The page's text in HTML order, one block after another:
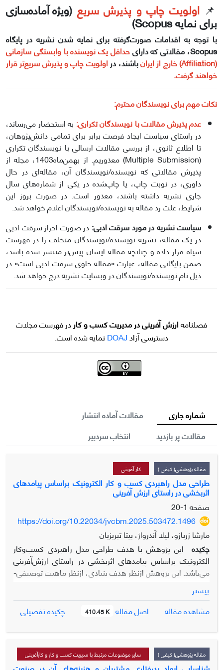
📌 اولویت چاپ و پذیرش سریع (ویژه آماده‌سازی
برای نمایه Scopus)
با توجه به اقدامات صورت‌گرفته برای نمایه شدن نشریه در پایگاه
Scopus، مقالاتی که دارای
حداقل یک نویسنده با وابستگی سازمانی
(Affiliation) خارج از ایران
باشند، در اولویت چاپ و پذیرش سریع‌تر قرار
خواهند گرفت.
نکات مهم برای نویسندگان محترم:
عدم پذیرش مقالات با نویسندگان تکراری: به استحضار می‌رساند،
در راستای سیاست ایجاد فرصت برابر برای تمامی دانش‌پژوهان،
تا اطلاع ثانوی، از بررسی مقالات ارسالی با نویسندگان تکراری
(Multiple Submission) معذوریم. از بهمن‌ماه1403، مجله از
پذیرش مقالاتی که نویسنده/نویسندگان آن، مقاله‌ای در حال
داوری، در نوبت چاپ، یا چاپ‌شده در یکی از شماره‌های سال
جاری نشریه داشته باشند، معذور است. در صورت بروز این
شرایط، علت رد مقاله به نویسنده/نویسندگان اعلام خواهد شد.
سیاست نشریه در مورد سرقت ادبی: در صورت احراز سرقت ادبی
در یک مقاله، نشریه نویسنده/نویسندگان متخلف را در فهرست
سیاه قرار داده و چنانچه مقاله ایشان پیش‌تر منتشر شده باشد،
ضمن بایگانی مقاله، عبارت «مقاله حاوی سرقت ادبی است» در
ذیل نام نویسنده/نویسندگان در وبسایت نشریه درج خواهد شد.
فصلنامهارزش آفرینی در مدیریت کسب و کار در فهرست مجلات
دسترسی آزادDOAJ نمایه شده است.
شماره جاری
مقالات آماده انتشار
مقالات پر بازدید
انتخاب سردبیر
مقاله پژوهشی( کیفی ) کار آفرینی
طراحی مدل راهبردی کسب و کار الکترونیک براساس پیامدهای
اثربخشی در راستای ارزش آفرینی
صفحه 1-20
https://doi.org/10.22034/jvcbm.2025.503472.1496
مارشا زربازو، لیلا آندرواژ، بیتا تبریزیان
چکیده این پژوهش با هدف طراحی مدل راهبردی کسب‌وکار
الکترونیک براساس پیامدهای اثربخشی در راستای ارزش‌آفرینی
می‌باشد. این پژوهش ازنظر هدف بنیادی، ازنظر ماهیت توصیفی-
تحلیلی و به لحاظ روش، مبتنی بر رویکرد کیفی نظریه‏پردازی
داده‌بنیاد است. ابزار مورد استفاده در این پژوهش مصاحبه و
نمونه آماری شامل 15 نفر از خبرگان دانشگاهی و مدیران
کسب‌وکارهای الکترونیک بود. روش نمونه‌گیری انتخاب شده در
این پژوهش نظری بود که از مصاحبه‌های عمیق با خبرگان تا
رسیدن به حد اشباع نظری ادامه پیدا کرد. در فرایند تحلیل، کدگذاری
باز، محوری و انتخابی استفاده گردید و محتوای گزارش‌های مرتبط
بیشتر
مشاهده مقاله
اصل مقاله 410.45 K چکیده تفصیلی
مقاله پژوهشی( کیفی ) سایر موضوعات مرتبط با مدیریت کسب و کار و کارآفرینی